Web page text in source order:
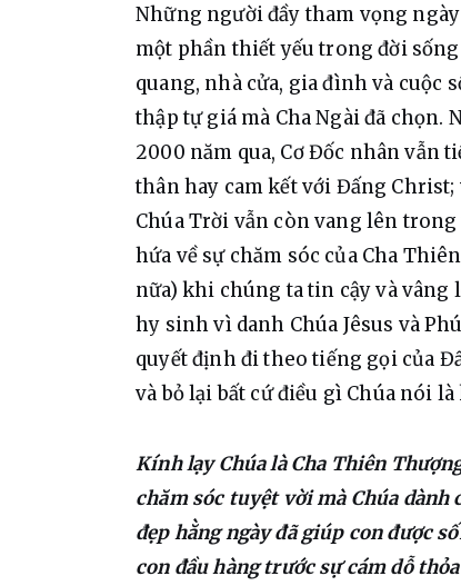
Những người đầy tham vọng
một phần thiết yếu trong đời
quang, nhà cửa, gia đình và cuộc
thập tự giá mà Cha Ngài đã chọn.
2000 năm qua, Cơ Đốc nhân vẫn
thân hay cam kết với Đấng
Chúa Trời vẫn còn vang lên
hứa về sự chăm sóc của Cha
nữa) khi chúng ta tin cậy và vâng
hy sinh vì danh Chúa Jêsus và
quyết định đi theo tiếng gọi của
và bỏ lại bất cứ điều gì Chúa nói
Kính lạy Chúa là Cha Thiên
chăm sóc tuyệt vời mà Chúa dành
đẹp hằng ngày đã giúp con được
con đầu hàng trước sự cám dỗ